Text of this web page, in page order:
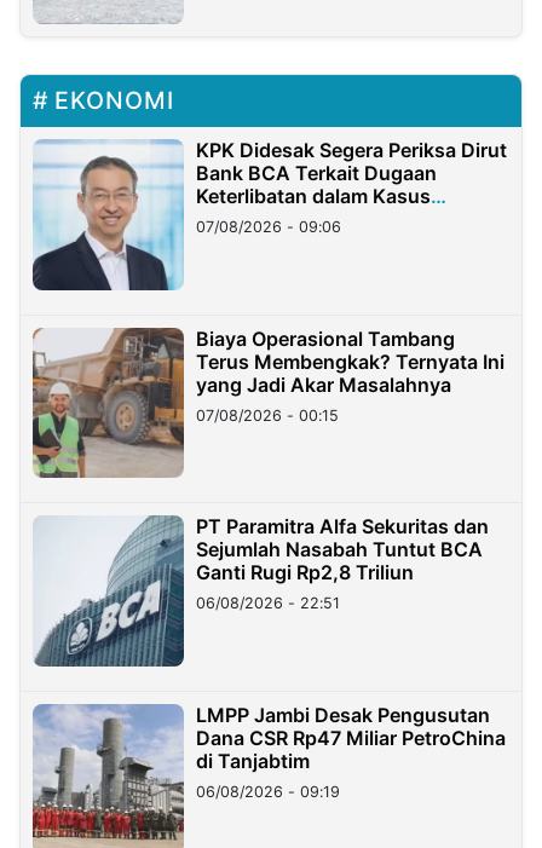
EKONOMI
KPK Didesak Segera Periksa Dirut
Bank BCA Terkait Dugaan
Keterlibatan dalam Kasus
Hilangnya Dana Nasabah Rp2,58
Miliar
07/08/2026 - 09:06
Biaya Operasional Tambang
Terus Membengkak? Ternyata Ini
yang Jadi Akar Masalahnya
07/08/2026 - 00:15
PT Paramitra Alfa Sekuritas dan
Sejumlah Nasabah Tuntut BCA
Ganti Rugi Rp2,8 Triliun
06/08/2026 - 22:51
LMPP Jambi Desak Pengusutan
Dana CSR Rp47 Miliar PetroChina
di Tanjabtim
06/08/2026 - 09:19